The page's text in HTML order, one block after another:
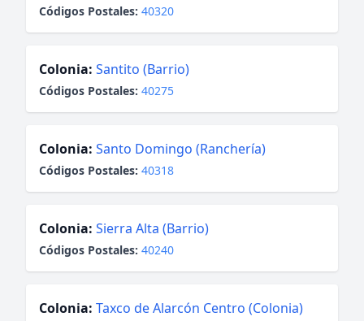
Códigos Postales: 40320
Colonia: Santito (Barrio)
Códigos Postales: 40275
Colonia: Santo Domingo (Ranchería)
Códigos Postales: 40318
Colonia: Sierra Alta (Barrio)
Códigos Postales: 40240
Colonia: Taxco de Alarcón Centro (Colonia)